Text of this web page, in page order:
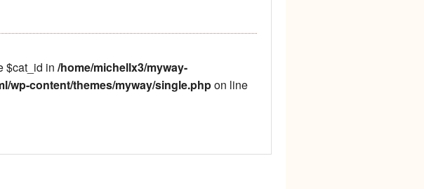
$cat_id in /home/michellx3/myway-
wp-content/themes/myway/single.phpon line